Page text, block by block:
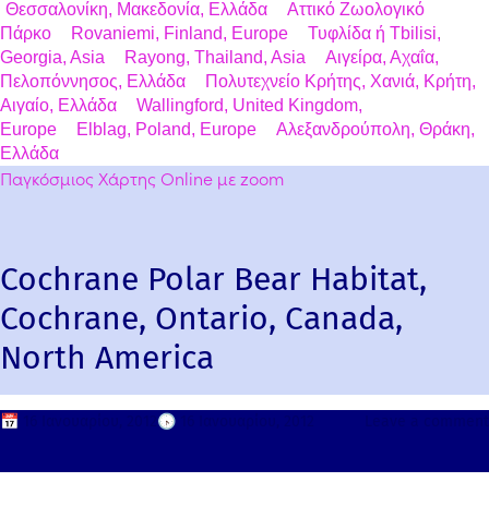
Θεσσαλονίκη, Μακεδονία, Ελλάδα
Αττικό Ζωολογικό
Πάρκο
Rovaniemi, Finland, Europe
Τυφλίδα ή Tbilisi,
Georgia, Asia
Rayong, Thailand, Asia
Αιγείρα, Αχαΐα,
Πελοπόννησος, Ελλάδα
Πολυτεχνείο Κρήτης, Χανιά, Κρήτη,
Αιγαίο, Ελλάδα
Wallingford, United Kingdom,
Europe
Elblag, Poland, Europe
Αλεξανδρούπολη, Θράκη,
Ελλάδα
Παγκόσμιος Χάρτης Online με zoom
Cochrane Polar Bear Habitat,
Cochrane, Ontario, Canada,
North America
📅 🕟